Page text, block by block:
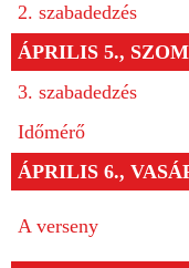
2. szabadedzés
ÁPRILIS 5.,
3. szabadedzés
Időmérő
ÁPRILIS 6.,
A verseny